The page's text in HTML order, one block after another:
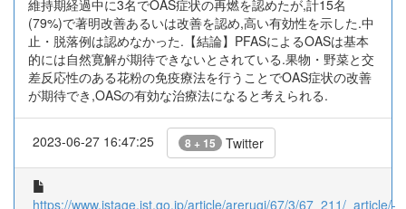
維持期経過中に3名でOAS症状の再燃を認めたが,計15名
(79%)で著明改善あるいは改善を認め,高い有効性を示した.中
止・脱落例は認めなかった.【結論】PFASによるOASは基本
的には自然寛解が期待できないとされている.果物・野菜と交
差反応性のある花粉の免疫療法を行うことでOAS症状の改善
が期待でき,OASの有効な治療法になると考えられる.
2023-06-27 16:47:25 8 + 15 Twitter
https://www.jstage.jst.go.jp/article/arerugi/67/3/67_211/_article/-